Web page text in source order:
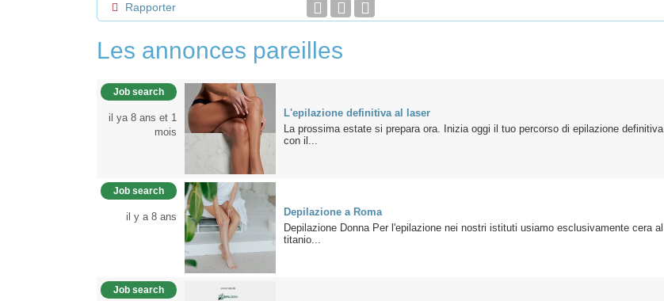
Rapporter
Les annonces pareilles
Job search
il ya 8 ans et 1
mois
L'epilazione definitiva al laser
La prossima estate si prepara ora. Inizia oggi il tuo percorso di epilazione definitiva
con il...
Job search
il y a 8 ans
Depilazione a Roma
Depilazione Donna Per l'epilazione nei nostri istituti usiamo esclusivamente cera al
titanio...
Job search